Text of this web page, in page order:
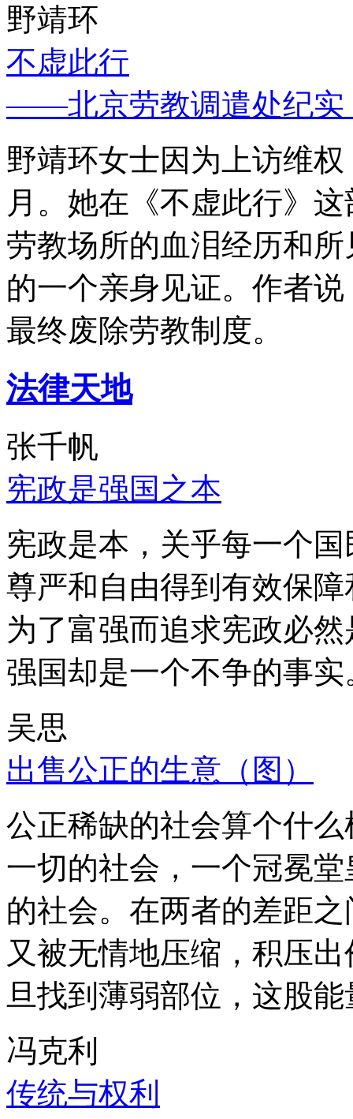
野靖环
不虚此行
——北京劳教调遣处纪实
野靖环女士因为上访维
月。她在《不虚此行》
劳教场所的血泪经历和
的一个亲身见证。作者
最终废除劳教制度。
法律天地
张千帆
宪政是强国之本
宪政是本，关乎每一个
尊严和自由得到有效保
为了富强而追求宪政必
强国却是一个不争的事实
吴思
出售公正的生意（图）
公正稀缺的社会算个什
一切的社会，一个冠冕
的社会。在两者的差距
又被无情地压缩，积压
旦找到薄弱部位，这股
冯克利
传统与权利